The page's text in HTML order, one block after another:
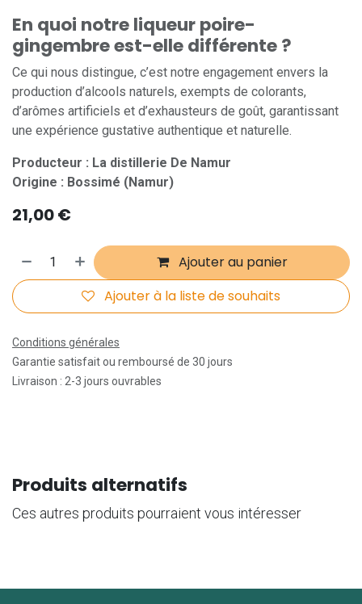
En quoi notre liqueur poire-
gingembre est-elle différente ?
Ce qui nous distingue, c’est notre engagement envers la
production d’alcools naturels, exempts de colorants,
d’arômes artificiels et d’exhausteurs de goût, garantissant
une expérience gustative authentique et naturelle.
Producteur : La distillerie De Namur
Origine : Bossimé (Namur)
21,00€
Ajouter au panier
Ajouter à la liste de souhaits
Conditions générales
Garantie satisfait ou remboursé de 30 jours
Livraison : 2-3 jours ouvrables
Produits alternatifs
Ces autres produits pourraient vous intéresser